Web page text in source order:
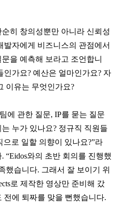
히 창의성뿐만 아니라 신뢰성
발자에게 비즈니스의 관점에서
을 예측해 보라고 조언합니
인가요? 예산은 얼마인가요? 자
이유는 무엇인가요?
에 관한 질문, IP를 묻는 질문
누가 있나요? 정규직 직원들
로 일할 의향이 있나요?”라
“Eidos와의 초반 회의를 진행했
했습니다. 그래서 잘 보이기 위
로 제작한 영상만 준비해 갔
전에 퇴짜를 맞을 뻔했습니다.